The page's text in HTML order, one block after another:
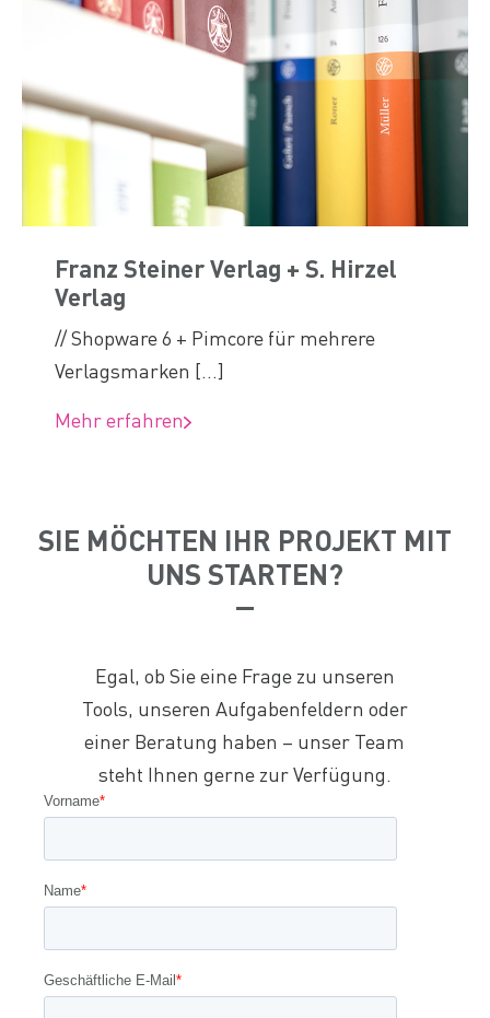
Franz Steiner Verlag + S. Hirzel
Verlag
// Shopware 6 + Pimcore für mehrere
Verlagsmarken [...]
Mehr erfahren
SIE MÖCHTEN IHR PROJEKT MIT
UNS STARTEN?
Egal, ob Sie eine Frage zu unseren
Tools, unseren Aufgabenfeldern oder
einer Beratung haben – unser Team
steht Ihnen gerne zur Verfügung.